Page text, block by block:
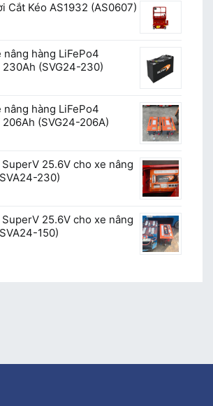
Cắt Kéo AS1932 (AS0607)
hàng LiFePo4
(SVG24-230)
hàng LiFePo4
(SVG24-206A)
25.6V cho xe nâng
230)
25.6V cho xe nâng
150)